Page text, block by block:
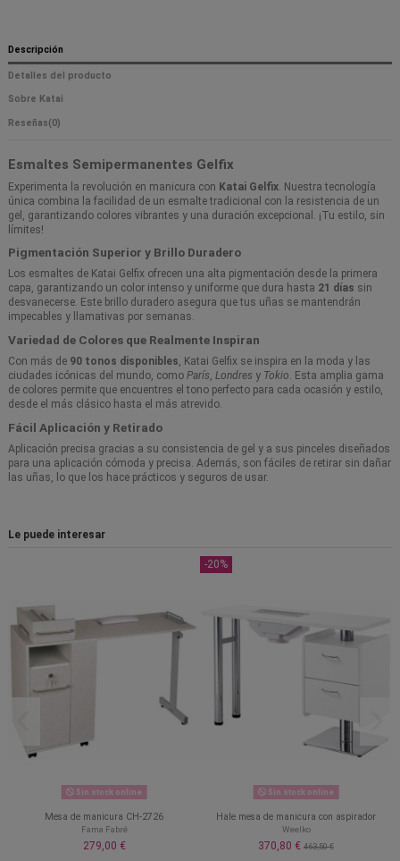
Descripción
Detalles del producto
Sobre Katai
Reseñas(0)
Esmaltes Semipermanentes Gelfix
Experimenta la revolución en manicura con Katai Gelfix. Nuestra tecnología
única combina la facilidad de un esmalte tradicional con la resistencia de un
gel, garantizando colores vibrantes y una duración excepcional. ¡Tu estilo, sin
límites!
Pigmentación Superior y Brillo Duradero
Los esmaltes de Katai Gelfix ofrecen una alta pigmentación desde la primera
capa, garantizando un color intenso y uniforme que dura hasta 21 días sin
desvanecerse. Este brillo duradero asegura que tus uñas se mantendrán
impecables y llamativas por semanas.
Variedad de Colores que Realmente Inspiran
Con más de 90 tonos disponibles, Katai Gelfix se inspira en la moda y las
ciudades icónicas del mundo, como París, Londres y Tokio. Esta amplia gama
de colores permite que encuentres el tono perfecto para cada ocasión y estilo,
desde el más clásico hasta el más atrevido.
Fácil Aplicación y Retirado
Aplicación precisa gracias a su consistencia de gel y a sus pinceles diseñados
para una aplicación cómoda y precisa. Además, son fáciles de retirar sin dañar
las uñas, lo que los hace prácticos y seguros de usar.
Le puede interesar
Sin stock online
Mesa de manicura CH-2726
Fama Fabré
279,00 €
-20%
Sin stock online
Hale mesa de manicura con aspirador
Weelko
370,80 € 463,50 €